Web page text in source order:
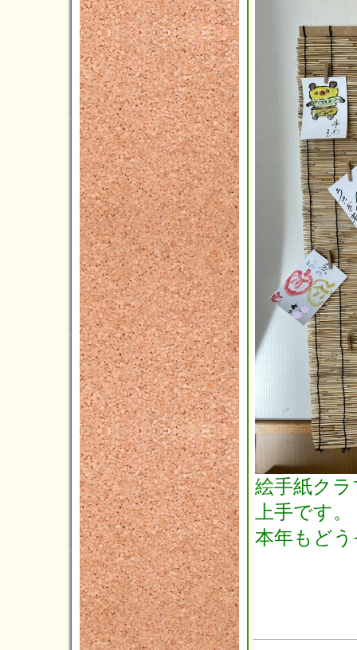
2016年08月(4)
2016年07月(9)
2016年06月(6)
2016年05月(3)
2016年04月(3)
2016年03月(2)
2016年02月(7)
2016年01月(5)
2015年12月(3)
2015年11月(2)
2015年10月(4)
2015年09月(8)
2015年08月(5)
2015年07月(8)
2015年06月(4)
2015年05月(5)
2015年04月(3)
2015年03月(3)
2015年02月(4)
2015年01月(4)
2014年12月(5)
2014年11月(1)
2014年10月(3)
2014年09月(3)
絵手紙ク
上手です。
本年もど